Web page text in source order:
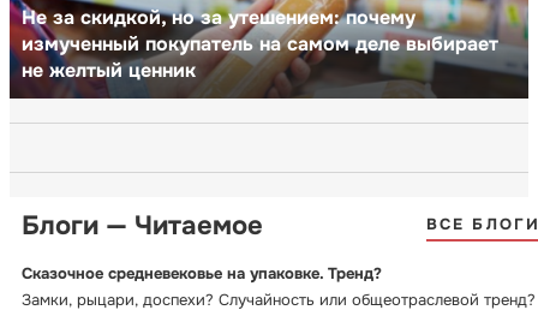
Не за скидкой, но за утешением: почему
измученный покупатель на самом деле выбирает
не желтый ценник
Блоги — Читаемое ВСЕ
Сказочное средневековье на упаковке. Тренд?
Замки, рыцари, доспехи? Случайность или общеотраслевой тренд?